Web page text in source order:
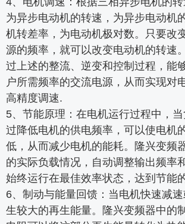
为异步电动机的转速，为异步电动机
机转差率，为电动机极对数。只要改
源的频率，就可以改变电动机的转速
过上述的整流、逆变和控制过程，能
户所需频率的交流电源，从而实现对
高精度调速.
5、节能原理：在电机运行过程中，
过降低电机的供电频率，可以使电机
低，从而减少电机的能耗。隆兴变频
的实际负载情况，自动调整输出频率
始终运行在最佳效率状态，达到节能
6、制动与能量回馈：当电机快速减
生较大的再生能量。隆兴变频器中的